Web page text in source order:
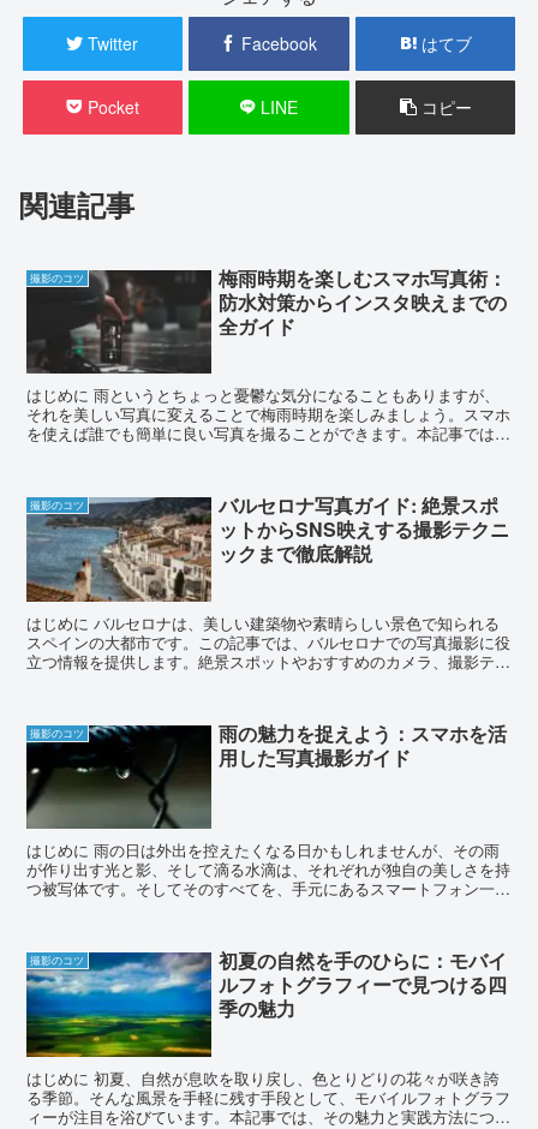
Twitter Facebook はてブ
Pocket LINE コピー
関連記事
撮影のコツ
梅雨時期を楽しむスマホ写真術：
防水対策からインスタ映えまでの
全ガイド
はじめに 雨というとちょっと憂鬱な気分になることもありますが、
それを美しい写真に変えることで梅雨時期を楽しみましょう。スマホ
を使えば誰でも簡単に良い写真を撮ることができます。本記事では、
撮影のコツ
バルセロナ写真ガイド: 絶景スポ
ットからSNS映えする撮影テクニ
ックまで徹底解説
はじめに バルセロナは、美しい建築物や素晴らしい景色で知られる
スペインの大都市です。この記事では、バルセロナでの写真撮影に役
立つ情報を提供します。絶景スポットやおすすめのカメラ、撮影テク
撮影のコツ
雨の魅力を捉えよう：スマホを活
用した写真撮影ガイド
はじめに 雨の日は外出を控えたくなる日かもしれませんが、その雨
が作り出す光と影、そして滴る水滴は、それぞれが独自の美しさを持
つ被写体です。そしてそのすべてを、手元にあるスマートフォン一つ
撮影のコツ
初夏の自然を手のひらに：モバイ
ルフォトグラフィーで見つける四
季の魅力
はじめに 初夏、自然が息吹を取り戻し、色とりどりの花々が咲き誇
る季節。そんな風景を手軽に残す手段として、モバイルフォトグラフ
ィーが注目を浴びています。本記事では、その魅力と実践方法につい